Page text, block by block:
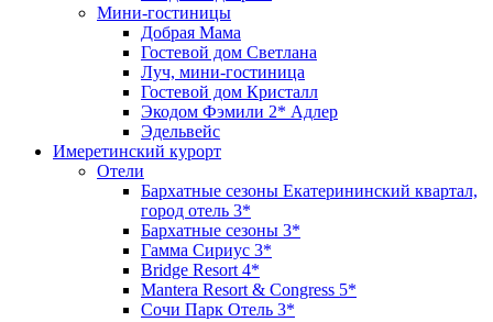
Мини-гостиницы
Добрая Мама
Гостевой дом Светлана
Луч, мини-гостиница
Гостевой дом Кристалл
Экодом Фэмили 2* Адлер
Эдельвейс
Имеретинский курорт
Отели
Бархатные сезоны Екатерининский квартал,
город отель 3*
Бархатные сезоны 3*
Гамма Сириус 3*
Bridge Resort 4*
Mantera Resort & Congress 5*
Сочи Парк Отель 3*